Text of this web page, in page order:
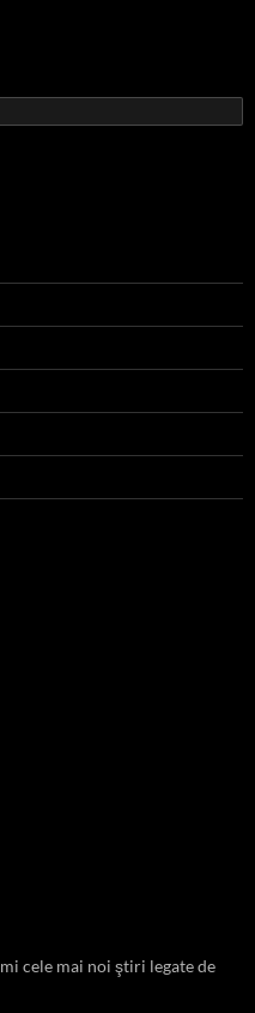
cele mai noi ştiri legate de